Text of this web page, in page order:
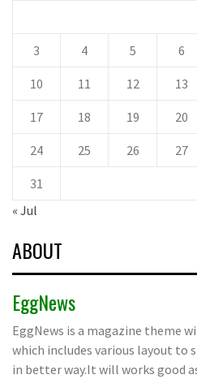
3 4 5 6
10 11 12 13
17 18 19 20
24 25 26 27
31
« Jul
ABOUT
EggNews
EggNews is a magazine theme
which includes various layout to
in better way.It will works good